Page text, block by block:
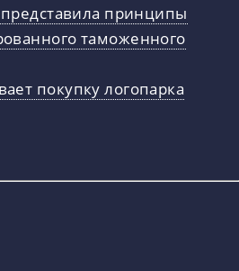
представила принципы
таможенного
покупку логопарка